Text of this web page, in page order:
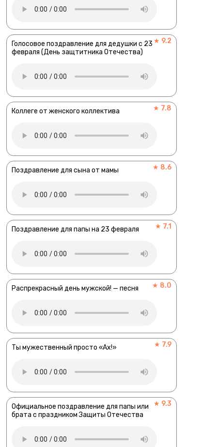
Голосовое поздравление для дедушки с 23
февраля (День защтитника Отечества)
★ 9.2
Коллеге от женского коллектива ★ 7.8
Поздравление для сына от мамы ★ 8.6
Поздравление для папы на 23 февраля ★ 7.1
Распрекрасный день мужской! — песня ★ 8.0
Ты мужественный просто «Ах!» ★ 7.9
Официальное поздравление для папы или
брата с праздником Защиты Отечества
★ 9.3